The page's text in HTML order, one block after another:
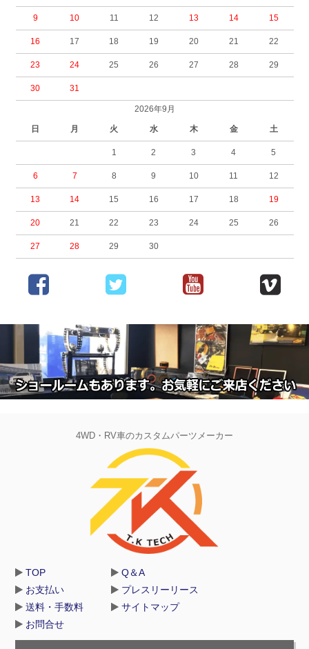
9 10 11 12 13 14 15
16 17 18 19 20 21 22
23 24 25 26 27 28 29
30 31
2026年9月
日 月 火 水 木 金 土
1 2 3 4 5
6 7 8 9 10 11 12
13 14 15 16 17 18 19
20 21 22 23 24 25 26
27 28 29 30
4WD・RV車のカスタムパーツメーカー
TOP
お支払い
送料・手数料
お問合せ
Q＆A
プレスリーリース
サイトマップ